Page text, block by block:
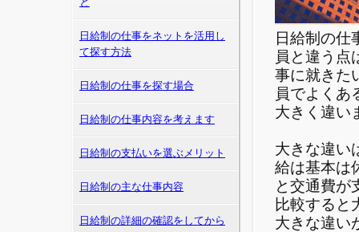
日給制の仕事をネットを活用し
て探す方法
日給制の仕事を探す場合
日給制の仕事内容を考えます
日給制の支払いを選ぶメリット
日給制の主な仕事内容
日給制の詳細の確認をしてから
日給制の仕
員と違う点
事に就きた
員でよくあ
大きく違い
大きな違い
給は基本は
と交通費が
比較すると
大きな違い